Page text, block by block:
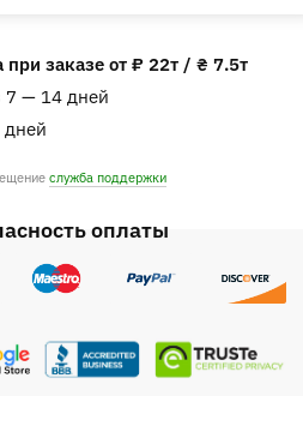
при заказе от ₽ 22т / ₴ 7.5т
7 — 14 дней
дней
служба поддержки
оплаты